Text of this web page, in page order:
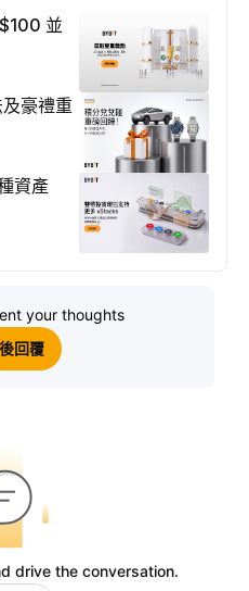
並
豪禮重
資產
your thoughts
回覆
drive the conversation.